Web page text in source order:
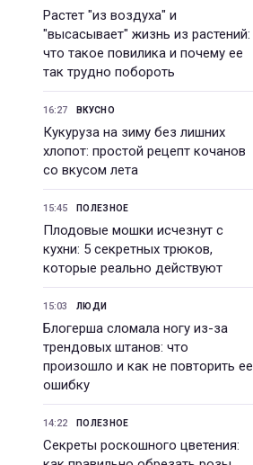
Растет "из воздуха" и
"высасывает" жизнь из растений:
что такое повилика и почему ее
так трудно побороть
16:27 ВКУСНО
Кукуруза на зиму без лишних
хлопот: простой рецепт кочанов
со вкусом лета
15:45 ПОЛЕЗНОЕ
Плодовые мошки исчезнут с
кухни: 5 секретных трюков,
которые реально действуют
15:03 ЛЮДИ
Блогерша сломала ногу из-за
трендовых штанов: что
произошло и как не повторить ее
ошибку
14:22 ПОЛЕЗНОЕ
Секреты роскошного цветения: